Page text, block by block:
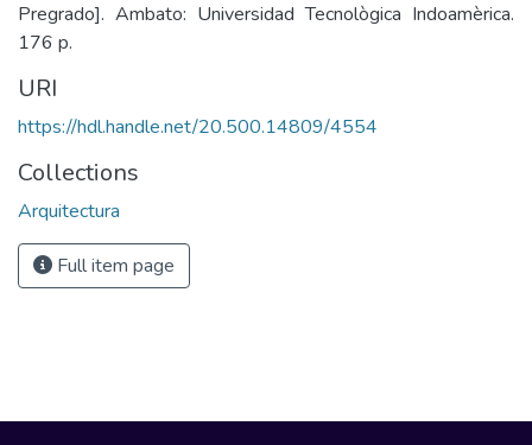
Pregrado]. Ambato: Universidad Tecnològica Indoamèrica.
176 p.
URI
https://hdl.handle.net/20.500.14809/4554
Collections
Arquitectura
Full item page